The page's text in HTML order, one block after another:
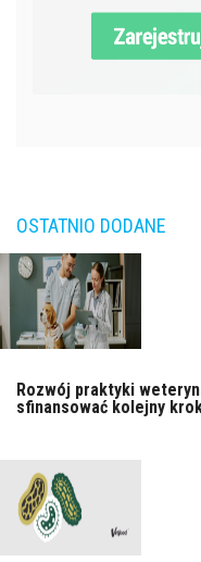
OSTATNIO DODANE
Rozwój praktyki
sfinansować kolejny